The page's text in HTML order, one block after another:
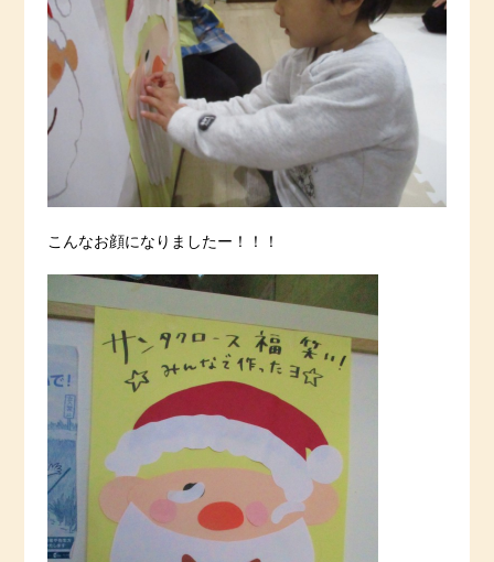
こんなお顔になりましたー！！！